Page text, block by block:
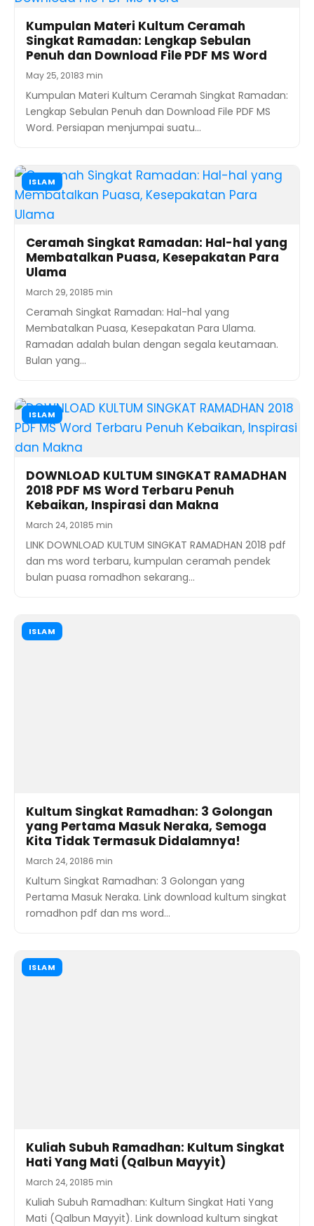
Kumpulan Materi Kultum Ceramah
Singkat Ramadan: Lengkap Sebulan
Penuh dan Download File PDF MS Word
May 25, 20183 min
Kumpulan Materi Kultum Ceramah Singkat Ramadan:
Lengkap Sebulan Penuh dan Download File PDF MS
Word. Persiapan menjumpai suatu…
ISLAM
Ceramah Singkat Ramadan: Hal-hal yang
Membatalkan Puasa, Kesepakatan Para
Ulama
March 29, 20185 min
Ceramah Singkat Ramadan: Hal-hal yang
Membatalkan Puasa, Kesepakatan Para Ulama.
Ramadan adalah bulan dengan segala keutamaan.
Bulan yang…
ISLAM
DOWNLOAD KULTUM SINGKAT RAMADHAN
2018 PDF MS Word Terbaru Penuh
Kebaikan, Inspirasi dan Makna
March 24, 20185 min
LINK DOWNLOAD KULTUM SINGKAT RAMADHAN 2018 pdf
dan ms word terbaru, kumpulan ceramah pendek
bulan puasa romadhon sekarang…
ISLAM
Kultum Singkat Ramadhan: 3 Golongan
yang Pertama Masuk Neraka, Semoga
Kita Tidak Termasuk Didalamnya!
March 24, 20186 min
Kultum Singkat Ramadhan: 3 Golongan yang
Pertama Masuk Neraka. Link download kultum singkat
romadhon pdf dan ms word…
ISLAM
Kuliah Subuh Ramadhan: Kultum Singkat
Hati Yang Mati (Qalbun Mayyit)
March 24, 20185 min
Kuliah Subuh Ramadhan: Kultum Singkat Hati Yang
Mati (Qalbun Mayyit). Link download kultum singkat